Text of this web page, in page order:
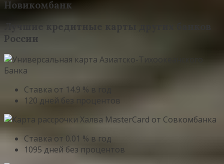
Новикомбанк
Лучшие кредитные карты других банков
России
Ставка от 14.9 % в год
120 дней без процентов
Ставка от 0.01 % в год
1095 дней без процентов